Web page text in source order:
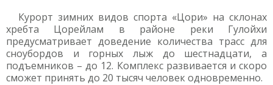
Курорт зимних видов спорта «Цори» на склонах
хребта Цорейлам в районе реки Гулойхи
предусматривает доведение количества трасс для
сноубордов и горных лыж до шестнадцати, а
подъемников – до 12. Комплекс развивается и скоро
сможет принять до 20 тысяч человек одновременно.